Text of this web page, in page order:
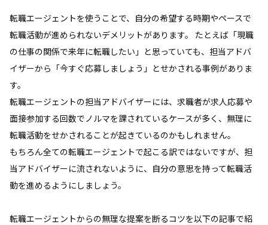
転職エージェントを使うことで、自分の希望する時期やペースで
転職活動が進められないデメリットがあります。 たとえば「現職
の仕事の関係で来年に転職したい」と思っていても、担当アドバ
イザーから「今すぐ応募しましょう」とせかされる事例がありま
す。
転職エージェントの担当アドバイザーには、求職者が求人応募や
面接参加する回数でノルマを課されているケースが多く、無理に
転職活動をせかされることが起きているのかもしれません。
もちろん全ての転職エージェントで起こる訳ではないですが、担
当アドバイザーに流されないように、自分の意思を持って転職活
動を進めるようにしましょう。
転職エージェントからの無理な提案を断るコツを以下の記事で紹